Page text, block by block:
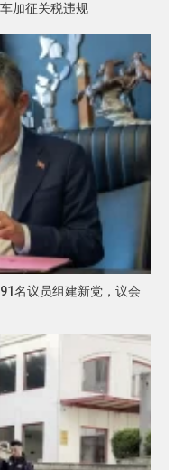
加征关税违规
名议员组建新党，议会